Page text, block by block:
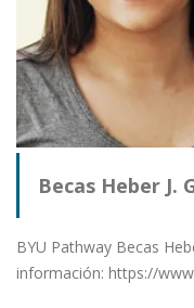
Becas Heber J.
BYU Pathway Becas
información: https://